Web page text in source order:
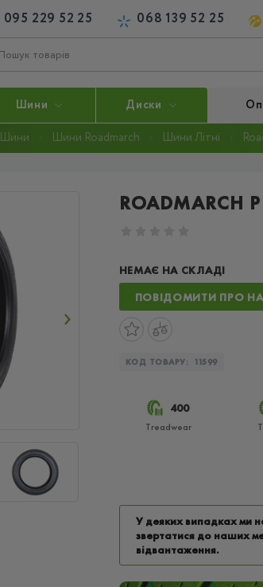
095 229 52 25 068 139 52 25
Шини Диски
Шини Шини Roadmarch Шини Літні
ROADMARCH
НЕМАЄ НА СКЛАДІ
ПОВІДОМИТИ ПРО
КОД ТОВАРУ: 11599
400
Treadwear
У деяких випадках ми
звертатися до наших
відвантаження.